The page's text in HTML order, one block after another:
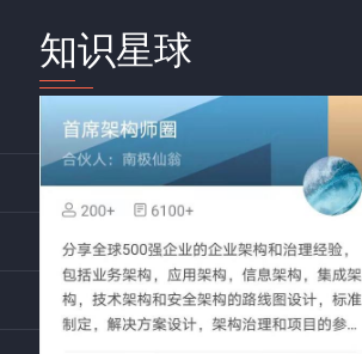
知识星球